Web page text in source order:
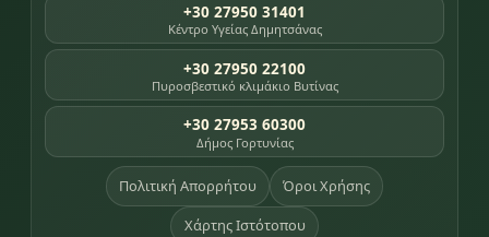
+30 27950 31401
Κέντρο Υγείας Δημητσάνας
+30 27950 22100
Πυροσβεστικό κλιμάκιο Βυτίνας
+30 27953 60300
Δήμος Γορτυνίας
Πολιτική Απορρήτου Όροι Χρήσης
Χάρτης Ιστότοπου